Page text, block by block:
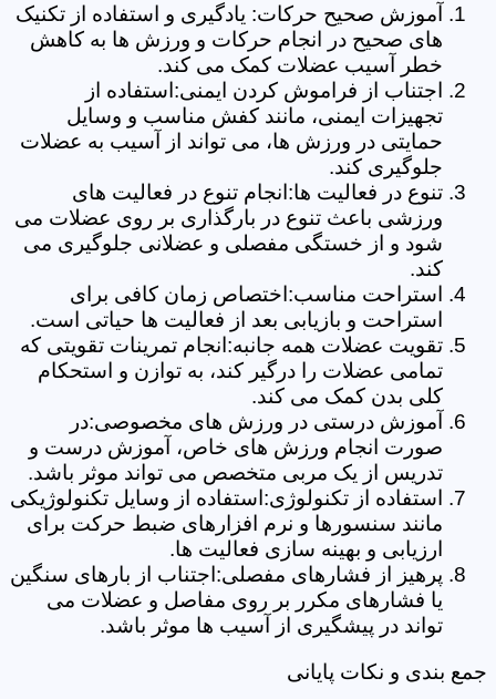
آموزش صحیح حرکات: یادگیری و استفاده از تکنیک
های صحیح در انجام حرکات و ورزش ها به کاهش
خطر آسیب عضلات کمک می کند.
اجتناب از فراموش کردن ایمنی:استفاده از
تجهیزات ایمنی، مانند کفش مناسب و وسایل
حمایتی در ورزش ها، می تواند از آسیب به عضلات
جلوگیری کند.
تنوع در فعالیت ها:انجام تنوع در فعالیت های
ورزشی باعث تنوع در بارگذاری بر روی عضلات می
شود و از خستگی مفصلی و عضلانی جلوگیری می
کند.
استراحت مناسب:اختصاص زمان کافی برای
استراحت و بازیابی بعد از فعالیت ها حیاتی است.
تقویت عضلات همه جانبه:انجام تمرینات تقویتی که
تمامی عضلات را درگیر کند، به توازن و استحکام
کلی بدن کمک می کند.
آموزش درستی در ورزش های مخصوصی:در
صورت انجام ورزش های خاص، آموزش درست و
تدریس از یک مربی متخصص می تواند موثر باشد.
استفاده از تکنولوژی:استفاده از وسایل تکنولوژیکی
مانند سنسورها و نرم افزارهای ضبط حرکت برای
ارزیابی و بهینه سازی فعالیت ها.
پرهیز از فشارهای مفصلی:اجتناب از بارهای سنگین
یا فشارهای مکرر بر روی مفاصل و عضلات می
تواند در پیشگیری از آسیب ها موثر باشد.
جمع بندی و نکات پایانی